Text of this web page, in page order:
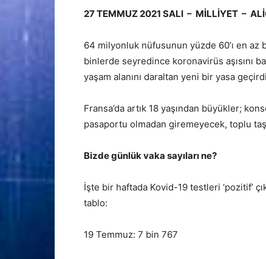
27 TEMMUZ 2021 SALI – MİLLİYET –
64 milyonluk nüfusunun yüzde 60’ı en az
binlerde seyredince koronavirüs aşısını
yaşam alanını daraltan yeni bir yasa
Fransa’da artık 18 yaşından büyükler;
pasaportu olmadan giremeyecek, toplu
Bizde günlük vaka sayıları ne?
İşte bir haftada Kovid-19 testleri ‘pozitif’
tablo:
19 Temmuz: 7 bin 767